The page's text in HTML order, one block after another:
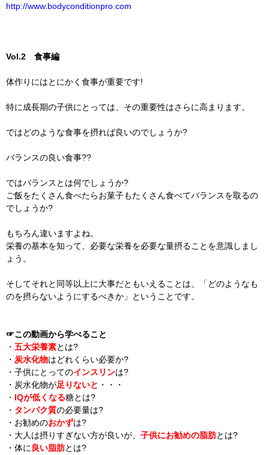
http://www.bodyconditionpro.com
Vol.2 食事編
体作りにはとにかく食事が重要です!
特に成長期の子供にとっては、その重要性はさらに高まります。
ではどのような食事を摂れば良いのでしょうか?
バランスの良い食事??
ではバランスとは何でしょうか?
ご飯をたくさん食べたらお菓子もたくさん食べてバランスを取るの
でしょうか?
もちろん違いますよね。
栄養の基本を知って、必要な栄養を必要な量摂ることを意識しまし
ょう。
そしてそれと同等以上に大事だともいえることは、「どのようなも
のを摂らないようにするべきか」ということです。
☞この動画から学べること
・ 五大栄養素とは?
・ 炭水化物はどれくらい必要か?
・子供にとってのインスリンは?
・炭水化物が足りないと ・・・
・ IQが低くなる糖とは?
・ タンパク質の必要量は?
・お勧めのおかずは?
・大人は摂りすぎない方が良いが、 子供にお勧めの脂肪とは?
・体に良い脂肪とは?